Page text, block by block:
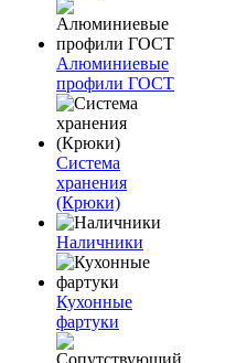
Алюминиевые
профили ГОСТ
Система
хранения
(Крюки)
Наличники
Кухонные
фартуки